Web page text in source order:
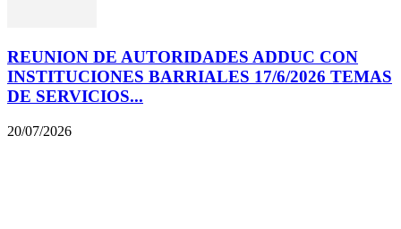
REUNION DE AUTORIDADES ADDUC CON
INSTITUCIONES BARRIALES 17/6/2026 TEMAS
DE SERVICIOS...
20/07/2026